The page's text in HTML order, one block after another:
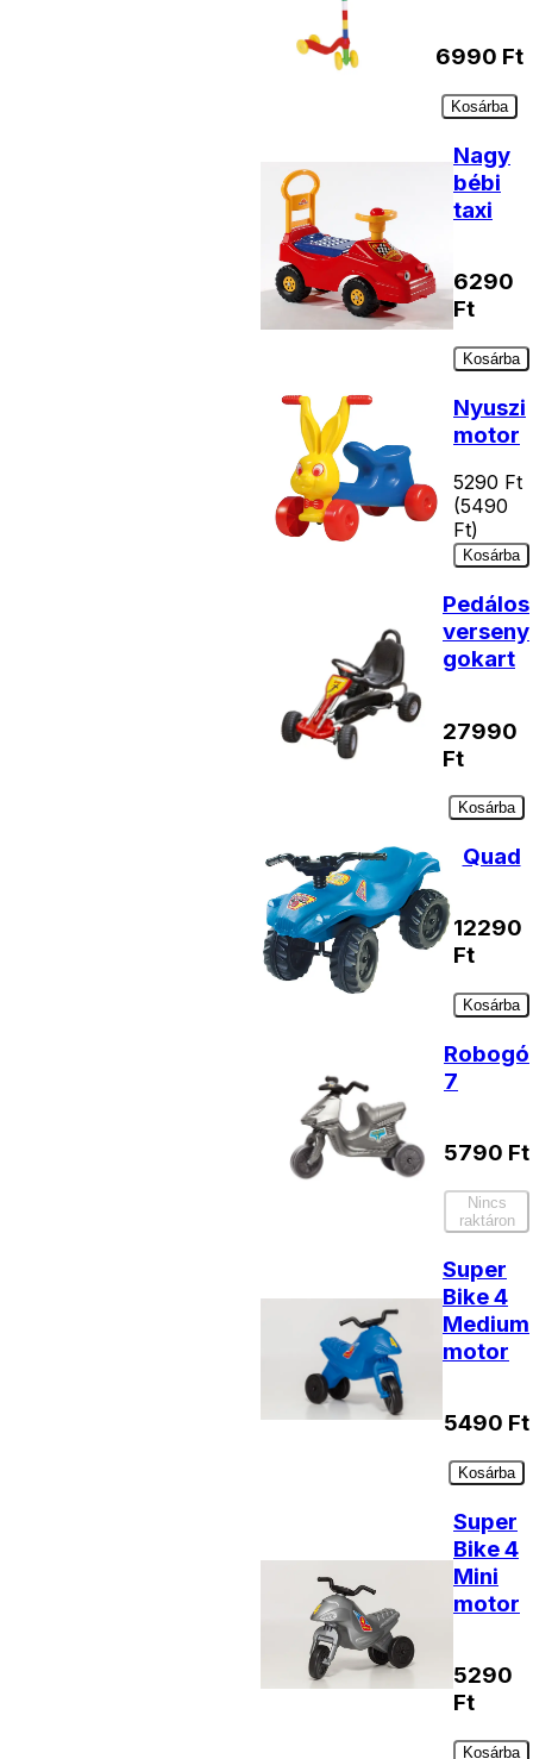
6990 Ft
Kosárba
Nagy
bébi
taxi
6290
Ft
Kosárba
Nyuszi
motor
5290 Ft
(5490
Ft)
Kosárba
Pedálos
verseny
gokart
27990
Ft
Kosárba
Quad
12290
Ft
Kosárba
Robogó
7
5790 Ft
Nincs
raktáron
Super
Bike 4
Medium
motor
5490 Ft
Kosárba
Super
Bike 4
Mini
motor
5290
Ft
Kosárba